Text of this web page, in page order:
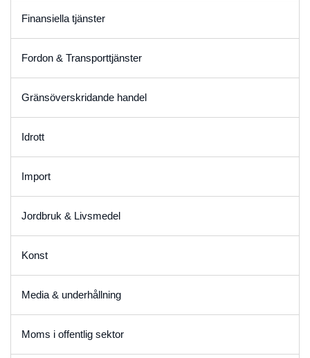
Finansiella tjänster
Fordon & Transporttjänster
Gränsöverskridande handel
Idrott
Import
Jordbruk & Livsmedel
Konst
Media & underhållning
Moms i offentlig sektor